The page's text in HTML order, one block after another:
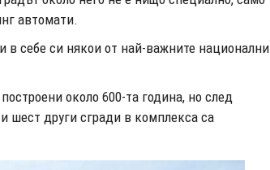
автомати.
в себе си някои от най-важните национални
около 600-та година, но след
шест други сгради в комплекса са